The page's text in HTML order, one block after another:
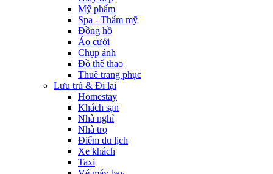
Mỹ phẩm
Spa - Thẩm mỹ
Đồng hồ
Áo cưới
Chụp ảnh
Đồ thể thao
Thuê trang phục
Lưu trú & Đi lại
Homestay
Khách sạn
Nhà nghỉ
Nhà trọ
Điểm du lịch
Xe khách
Taxi